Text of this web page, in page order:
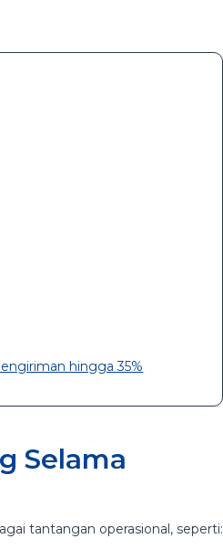
hingga 35%
Selama
tantangan operasional, seperti: